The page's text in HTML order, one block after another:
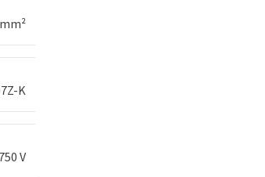
K
V